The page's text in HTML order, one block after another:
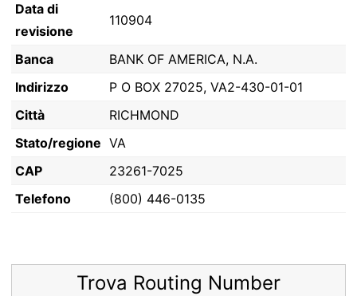
Data di
revisione
110904
Banca
BANK OF AMERICA, N.A.
Indirizzo
P O BOX 27025, VA2-430-01-01
Città
RICHMOND
Stato/regione VA
CAP
23261-7025
Telefono
(800) 446-0135
Trova Routing Number